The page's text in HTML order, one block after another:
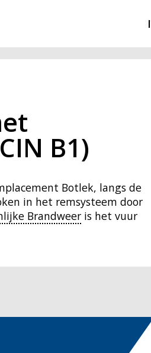
Overzicht
B1)
Botlek, langs de
in het remsysteem door
Brandweeris het vuur